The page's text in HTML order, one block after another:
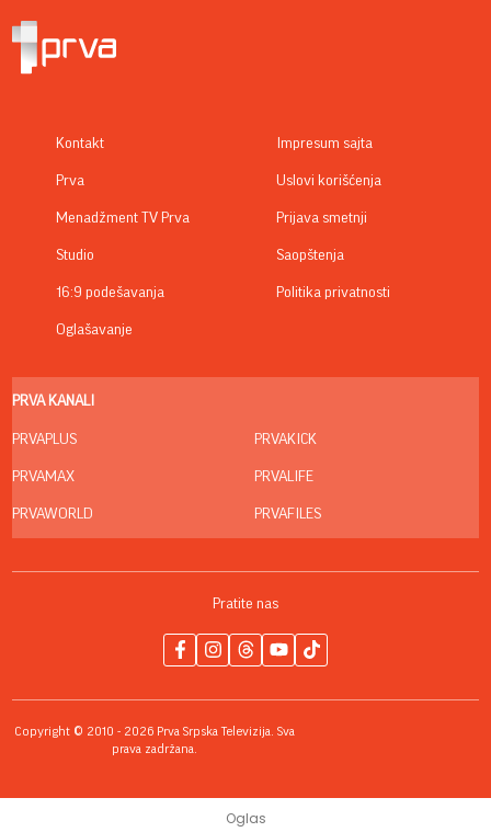
Kontakt
Prva
Menadžment TV Prva
Studio
16:9 podešavanja
Oglašavanje
Impresum sajta
Uslovi korišćenja
Prijava smetnji
Saopštenja
Politika privatnosti
PRVA KANALI
PRVAPLUS
PRVAMAX
PRVAWORLD
PRVAKICK
PRVALIFE
PRVAFILES
Pratite nas
Copyright © 2010 - 2026 Prva Srpska Televizija. Sva
prava zadržana.